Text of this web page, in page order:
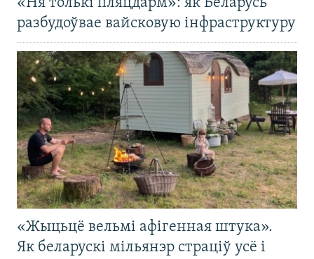
«Ня толькі пляцдарм»: як Беларусь
разбудоўвае вайсковую інфраструктуру
«Жыцьцё вельмі афігенная штука».
Як беларускі мільянэр страціў усё і